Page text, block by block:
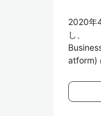
2020年
し、
atform)